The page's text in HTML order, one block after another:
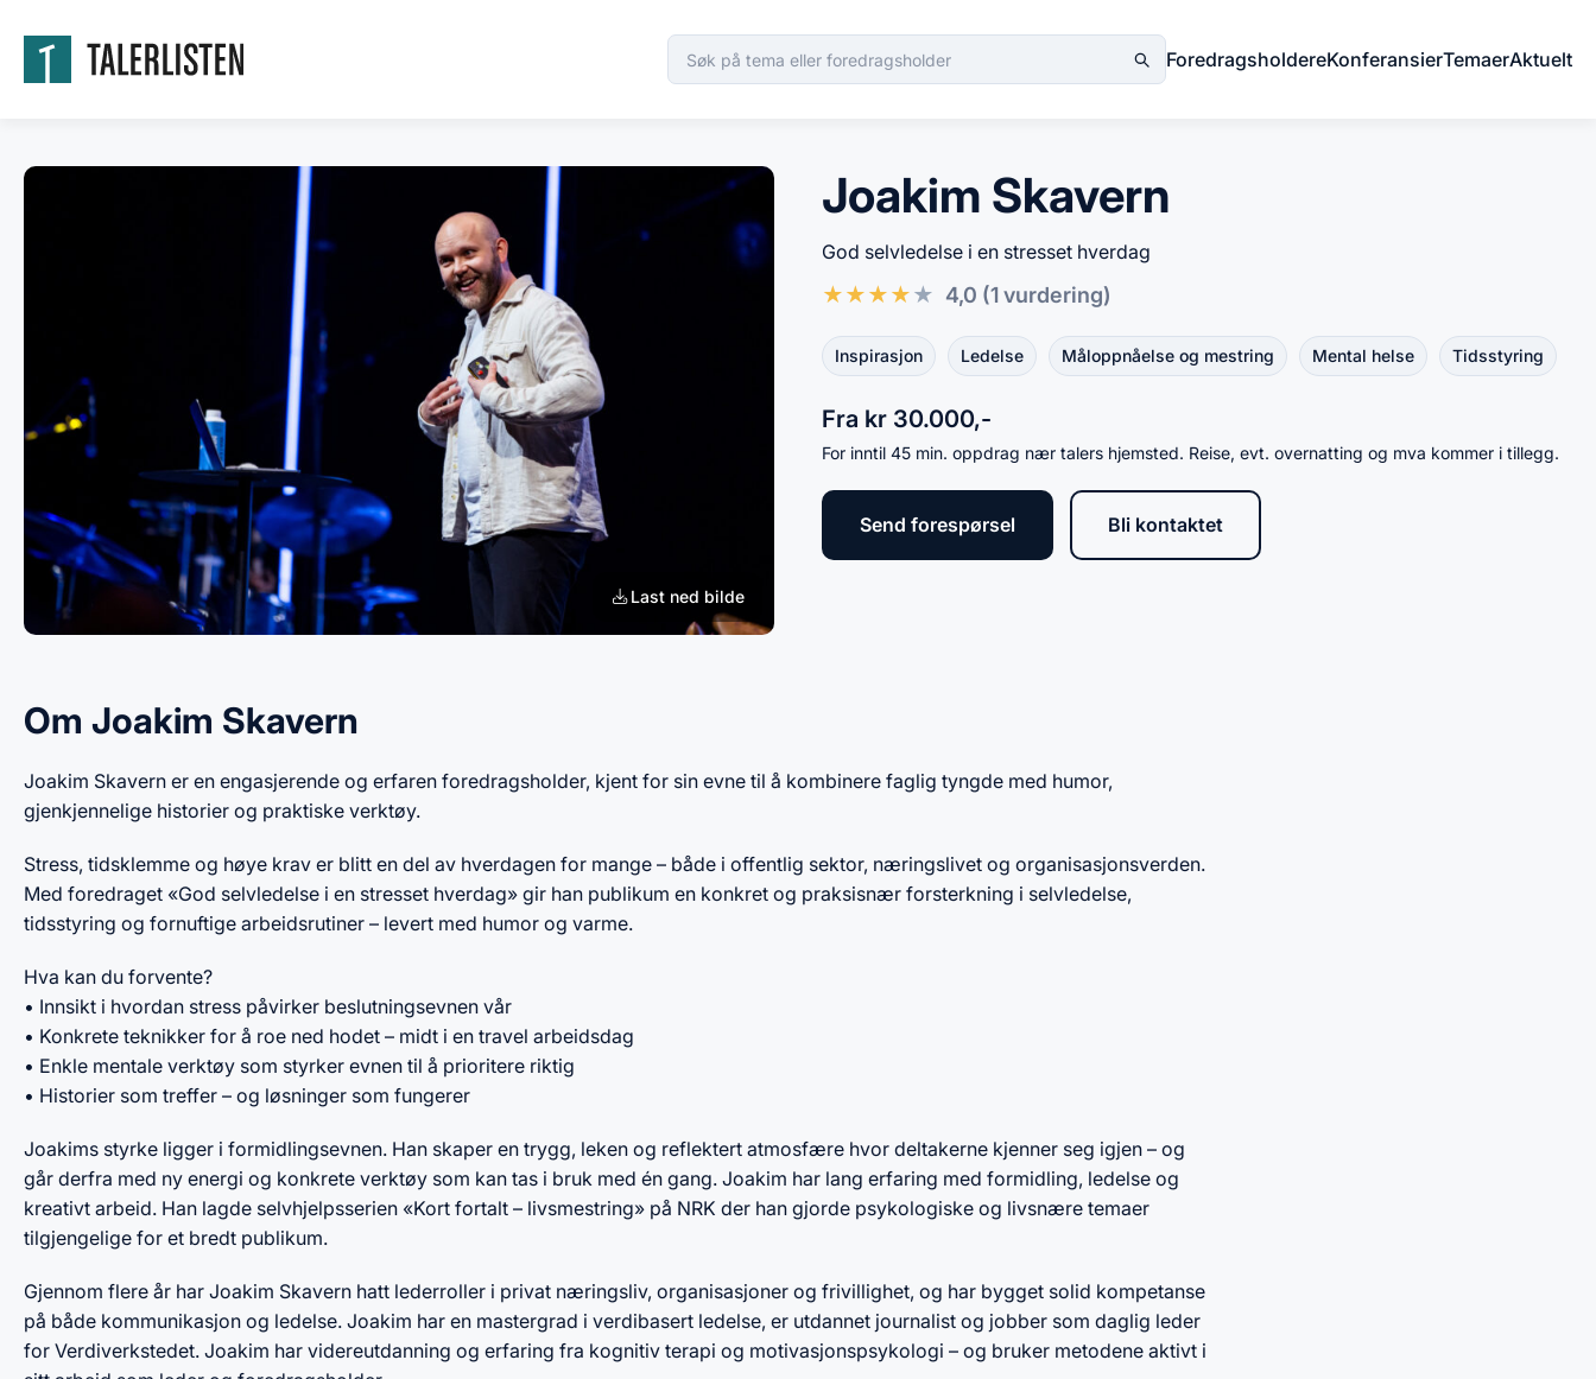
ForedragsholdereKonferansierTemaerAktuelt
Last ned bilde
Joakim Skavern
God selvledelse i en stresset hverdag
★★★★★ 4,0 (1 vurdering)
Inspirasjon Ledelse Måloppnåelse og mestring Mental helse Tidsstyring
Fra kr 30.000,-
For inntil 45 min. oppdrag nær talers hjemsted. Reise, evt. overnatting og mva kommer i tillegg.
Send forespørsel Bli kontaktet
Om Joakim Skavern
Joakim Skavern er en engasjerende og erfaren foredragsholder, kjent for sin evne til å kombinere faglig tyngde med humor,
gjenkjennelige historier og praktiske verktøy.
Stress, tidsklemme og høye krav er blitt en del av hverdagen for mange – både i offentlig sektor, næringslivet og organisasjonsverden.
Med foredraget «God selvledelse i en stresset hverdag» gir han publikum en konkret og praksisnær forsterkning i selvledelse,
tidsstyring og fornuftige arbeidsrutiner – levert med humor og varme.
Hva kan du forvente?
• Innsikt i hvordan stress påvirker beslutningsevnen vår
• Konkrete teknikker for å roe ned hodet – midt i en travel arbeidsdag
• Enkle mentale verktøy som styrker evnen til å prioritere riktig
• Historier som treffer – og løsninger som fungerer
Joakims styrke ligger i formidlingsevnen. Han skaper en trygg, leken og reflektert atmosfære hvor deltakerne kjenner seg igjen – og
går derfra med ny energi og konkrete verktøy som kan tas i bruk med én gang. Joakim har lang erfaring med formidling, ledelse og
kreativt arbeid. Han lagde selvhjelpsserien «Kort fortalt – livsmestring» på NRK der han gjorde psykologiske og livsnære temaer
tilgjengelige for et bredt publikum.
Gjennom flere år har Joakim Skavern hatt lederroller i privat næringsliv, organisasjoner og frivillighet, og har bygget solid kompetanse
på både kommunikasjon og ledelse. Joakim har en mastergrad i verdibasert ledelse, er utdannet journalist og jobber som daglig leder
for Verdiverkstedet. Joakim har videreutdanning og erfaring fra kognitiv terapi og motivasjonspsykologi – og bruker metodene aktivt i